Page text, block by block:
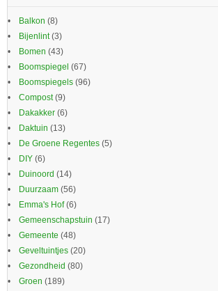
Balkon (8)
Bijenlint(3)
Bomen (43)
Boomspiegel (67)
Boomspiegels(96)
Compost(9)
Dakakker(6)
Daktuin (13)
De Groene Regentes(5)
DIY(6)
Duinoord (14)
Duurzaam(56)
Emma's Hof(6)
Gemeenschapstuin (17)
Gemeente (48)
Geveltuintjes(20)
Gezondheid (80)
Groen (189)